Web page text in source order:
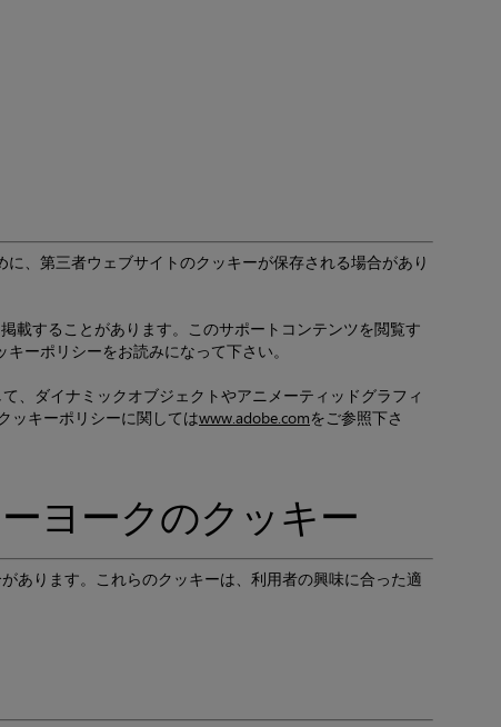
、第三者ウェブサイトのクッキーが保存される場合があり
載することがあります。このサポートコンテンツを閲覧す
ーポリシーをお読みになって下さい。
、ダイナミックオブジェクトやアニメーティッドグラフィ
ッキーポリシーに関してはwww.adobe.comをご参照下さ
ヨークのクッキー
あります。これらのクッキーは、利用者の興味に合った適